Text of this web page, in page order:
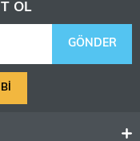
OL
GÖNDER